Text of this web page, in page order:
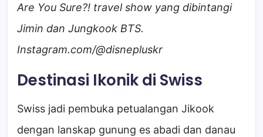
Are You Sure?! travel show yang dibintangi
Jimin dan Jungkook BTS.
Instagram.com/@disnepluskr
Destinasi Ikonik di Swiss
Swiss jadi pembuka petualangan Jikook
dengan lanskap gunung es abadi dan danau